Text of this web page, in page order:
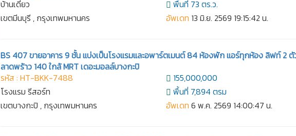
บ้านเดี่ยว
เขตมีนบุรี , กรุงเทพมหานคร
พื้นที่ 73 ตร.ว.
อัพเดท 13 มิ.ย. 2569 19:15:42 น.
BS 407 ขายอาคาร 9 ชั้น แบ่งเป็นโรงแรมและอพาร์ตเมนต์ 84 ห้องพัก แอร์ทุกห้อง ลิฟท์ 2 ตั
ลาดพร้าว 140 ใกล้ MRT เดอะมอลล์บางกะปิ
รหัส : HT-BKK-7488
โรงแรม รีสอร์ท
เขตบางกะปิ , กรุงเทพมหานคร
155,000,000
พื้นที่ 7,894 ตรม
อัพเดท 6 พ.ค. 2569 14:00:47 น.